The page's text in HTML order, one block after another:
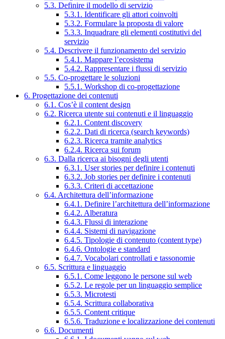
5.3. Definire il modello di servizio
5.3.1. Identificare gli attori coinvolti
5.3.2. Formulare la proposta di valore
5.3.3. Inquadrare gli elementi costitutivi del
servizio
5.4. Descrivere il funzionamento del servizio
5.4.1. Mappare l’ecosistema
5.4.2. Rappresentare i flussi di servizio
5.5. Co-progettare le soluzioni
5.5.1. Workshop di co-progettazione
6. Progettazione dei contenuti
6.1. Cos’è il content design
6.2. Ricerca utente sui contenuti e il linguaggio
6.2.1. Content discovery
6.2.2. Dati di ricerca (search keywords)
6.2.3. Ricerca tramite analytics
6.2.4. Ricerca sui forum
6.3. Dalla ricerca ai bisogni degli utenti
6.3.1. User stories per definire i contenuti
6.3.2. Job stories per definire i contenuti
6.3.3. Criteri di accettazione
6.4. Architettura dell’informazione
6.4.1. Definire l’architettura dell’informazione
6.4.2. Alberatura
6.4.3. Flussi di interazione
6.4.4. Sistemi di navigazione
6.4.5. Tipologie di contenuto (content type)
6.4.6. Ontologie e standard
6.4.7. Vocabolari controllati e tassonomie
6.5. Scrittura e linguaggio
6.5.1. Come leggono le persone sul web
6.5.2. Le regole per un linguaggio semplice
6.5.3. Microtesti
6.5.4. Scrittura collaborativa
6.5.5. Content critique
6.5.6. Traduzione e localizzazione dei contenuti
6.6. Documenti